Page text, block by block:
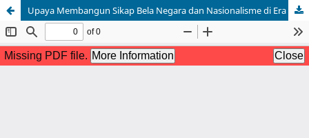
Upaya Membangun Sikap Bela Negara dan Nasionalisme di Era Digital